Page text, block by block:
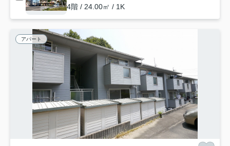
4階 / 24.00㎡ / 1K
アパート